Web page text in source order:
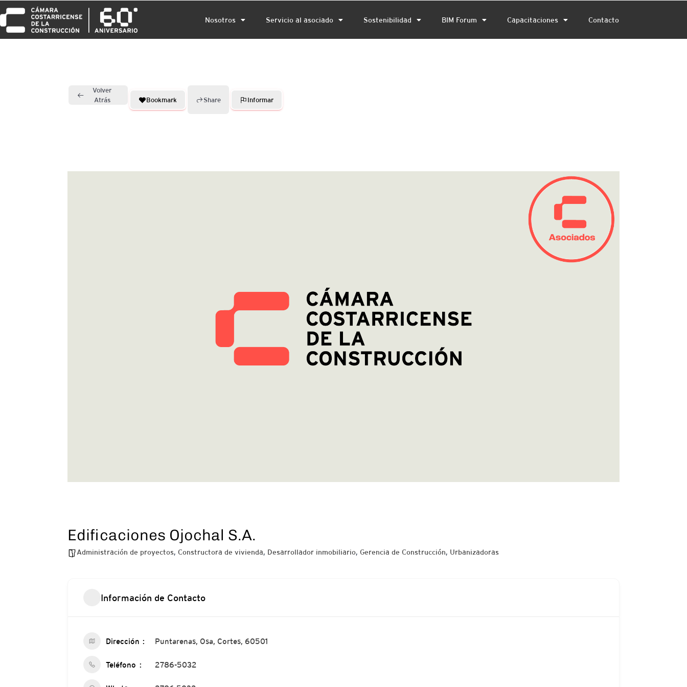
Nosotros Servicio al asociado Sostenibilidad BIM Forum Capacitaciones Contacto
Volver
Atrás
Bookmark Share Informar
Edificaciones Ojochal S.A.
Administración de proyectos, Constructora de vivienda, Desarrollador inmobiliario, Gerencia de Construcción, Urbanizadoras
Información de Contacto
Dirección Puntarenas, Osa, Cortes, 60501
Teléfono 2786-5032